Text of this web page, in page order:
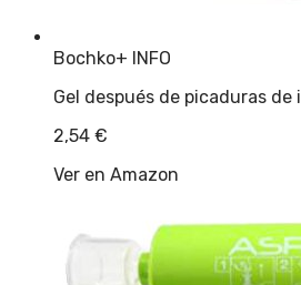
Bochko+ INFO
Gel después de picaduras
2,54 €
Ver en Amazon